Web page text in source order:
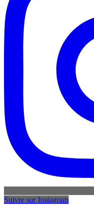
Suivre sur Instagram